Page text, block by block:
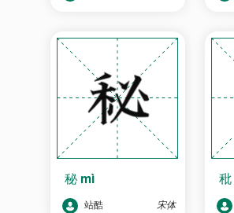
秘 mì
站酷 宋体
秕